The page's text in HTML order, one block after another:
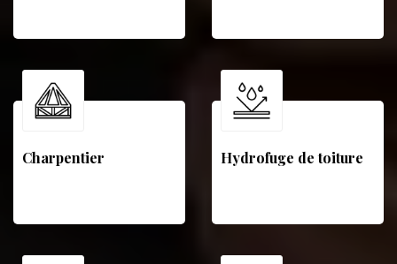
Charpentier Hydrofuge de toiture